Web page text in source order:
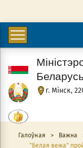
г. Мінск,
Беларусь
Галоўная > Важна
"Белая вежа"